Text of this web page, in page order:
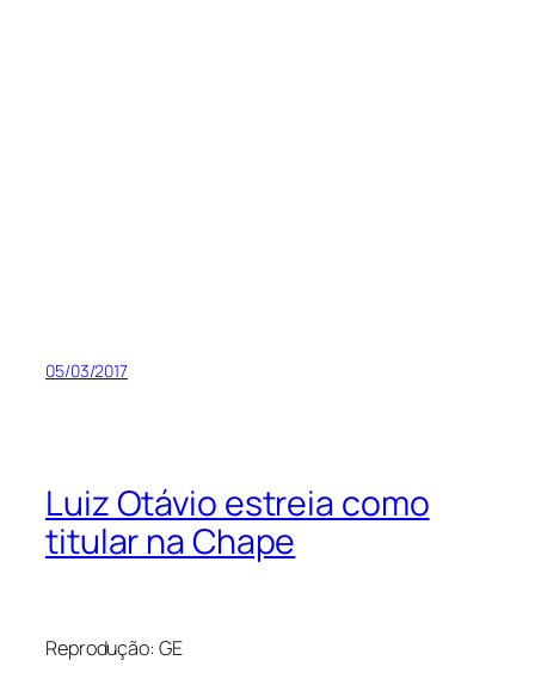
05/03/2017
Luiz Otávio estreia como
titular na Chape
Reprodução: GE